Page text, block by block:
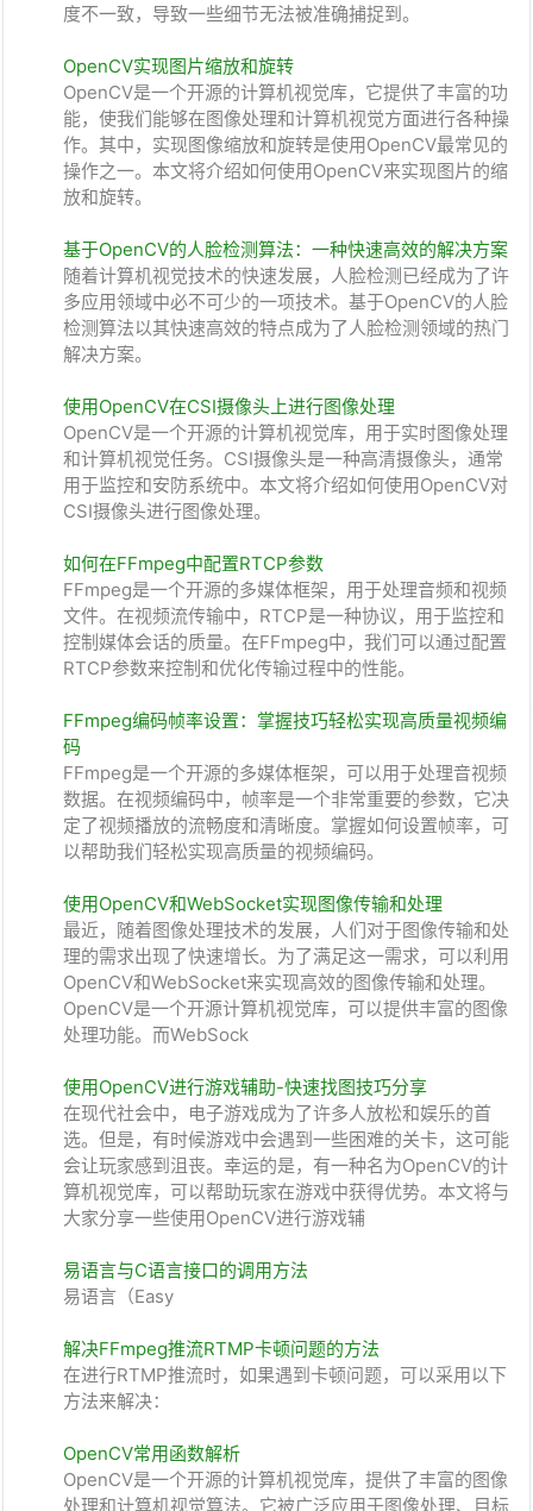
度不一致，导致一些细节无法被准确捕捉到。
OpenCV实现图片缩放和旋转
OpenCV是一个开源的计算机视觉库，它提供了丰富的功
能，使我们能够在图像处理和计算机视觉方面进行各种操
作。其中，实现图像缩放和旋转是使用OpenCV最常见的
操作之一。本文将介绍如何使用OpenCV来实现图片的缩
放和旋转。
基于OpenCV的人脸检测算法：一种快速高效的解决方案
随着计算机视觉技术的快速发展，人脸检测已经成为了许
多应用领域中必不可少的一项技术。基于OpenCV的人脸
检测算法以其快速高效的特点成为了人脸检测领域的热门
解决方案。
使用OpenCV在CSI摄像头上进行图像处理
OpenCV是一个开源的计算机视觉库，用于实时图像处理
和计算机视觉任务。CSI摄像头是一种高清摄像头，通常
用于监控和安防系统中。本文将介绍如何使用OpenCV对
CSI摄像头进行图像处理。
如何在FFmpeg中配置RTCP参数
FFmpeg是一个开源的多媒体框架，用于处理音频和视频
文件。在视频流传输中，RTCP是一种协议，用于监控和
控制媒体会话的质量。在FFmpeg中，我们可以通过配置
RTCP参数来控制和优化传输过程中的性能。
FFmpeg编码帧率设置：掌握技巧轻松实现高质量视频编
码
FFmpeg是一个开源的多媒体框架，可以用于处理音视频
数据。在视频编码中，帧率是一个非常重要的参数，它决
定了视频播放的流畅度和清晰度。掌握如何设置帧率，可
以帮助我们轻松实现高质量的视频编码。
使用OpenCV和WebSocket实现图像传输和处理
最近，随着图像处理技术的发展，人们对于图像传输和处
理的需求出现了快速增长。为了满足这一需求，可以利用
OpenCV和WebSocket来实现高效的图像传输和处理。
OpenCV是一个开源计算机视觉库，可以提供丰富的图像
处理功能。而WebSock
使用OpenCV进行游戏辅助-快速找图技巧分享
在现代社会中，电子游戏成为了许多人放松和娱乐的首
选。但是，有时候游戏中会遇到一些困难的关卡，这可能
会让玩家感到沮丧。幸运的是，有一种名为OpenCV的计
算机视觉库，可以帮助玩家在游戏中获得优势。本文将与
大家分享一些使用OpenCV进行游戏辅
易语言与C语言接口的调用方法
易语言（Easy
解决FFmpeg推流RTMP卡顿问题的方法
在进行RTMP推流时，如果遇到卡顿问题，可以采用以下
方法来解决：
OpenCV常用函数解析
OpenCV是一个开源的计算机视觉库，提供了丰富的图像
处理和计算机视觉算法。它被广泛应用于图像处理、目标